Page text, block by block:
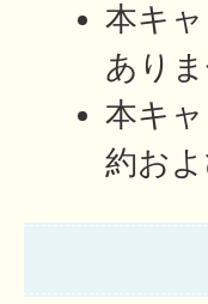
本キ
ありま
本キ
約お